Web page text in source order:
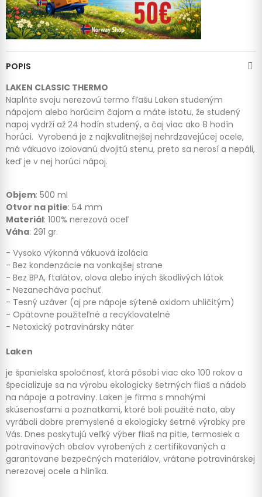
POPIS
LAKEN CLASSIC THERMO
Naplňte svoju nerezovú termo fľašu Laken studeným
nápojom alebo horúcim čajom a máte istotu, že studený
napoj vydrží až 24 hodín studený, a čaj viac ako 8 hodín
horúci. Vyrobená je z najkvalitnejšej nehrdzavejúcej ocele,
má vákuovo izolovanú dvojitú stenu, preto sa nerosí a nepáli,
keď je v nej horúci nápoj.
Objem: 500 ml
Otvor na pitie: 54 mm
Materiál: 100% nerezová oceľ
Váha: 291 gr.
- Vysoko výkonná vákuová izolácia
- Bez kondenzácie na vonkajšej strane
- Bez BPA, ftalátov, olova alebo iných škodlivých látok
- Nezanecháva pachuť
- Tesný uzáver (aj pre nápoje sýtené oxidom uhličitým)
- Opätovne použiteľné a recyklovatelné
- Netoxický potravinársky náter
Laken
je španielska spoločnosť, ktorá pôsobí viac ako 100 rokov a
špecializuje sa na výrobu ekologicky šetrných fliaš a nádob
na nápoje a potraviny. Laken je firma s mnohými
skúsenosťami a poznatkami, ktoré boli použité nato, aby
vyrábali dobre premyslené a ekologicky šetrné výrobky pre
Vás. Dnes poskytujú veľký výber fliaš na pitie, termosiek a
potravinových obalov vyrobených z certifikovaných a
garantovane bezpečných materiálov, vrátane potravinárskej
nerezovej ocele a hliníka.